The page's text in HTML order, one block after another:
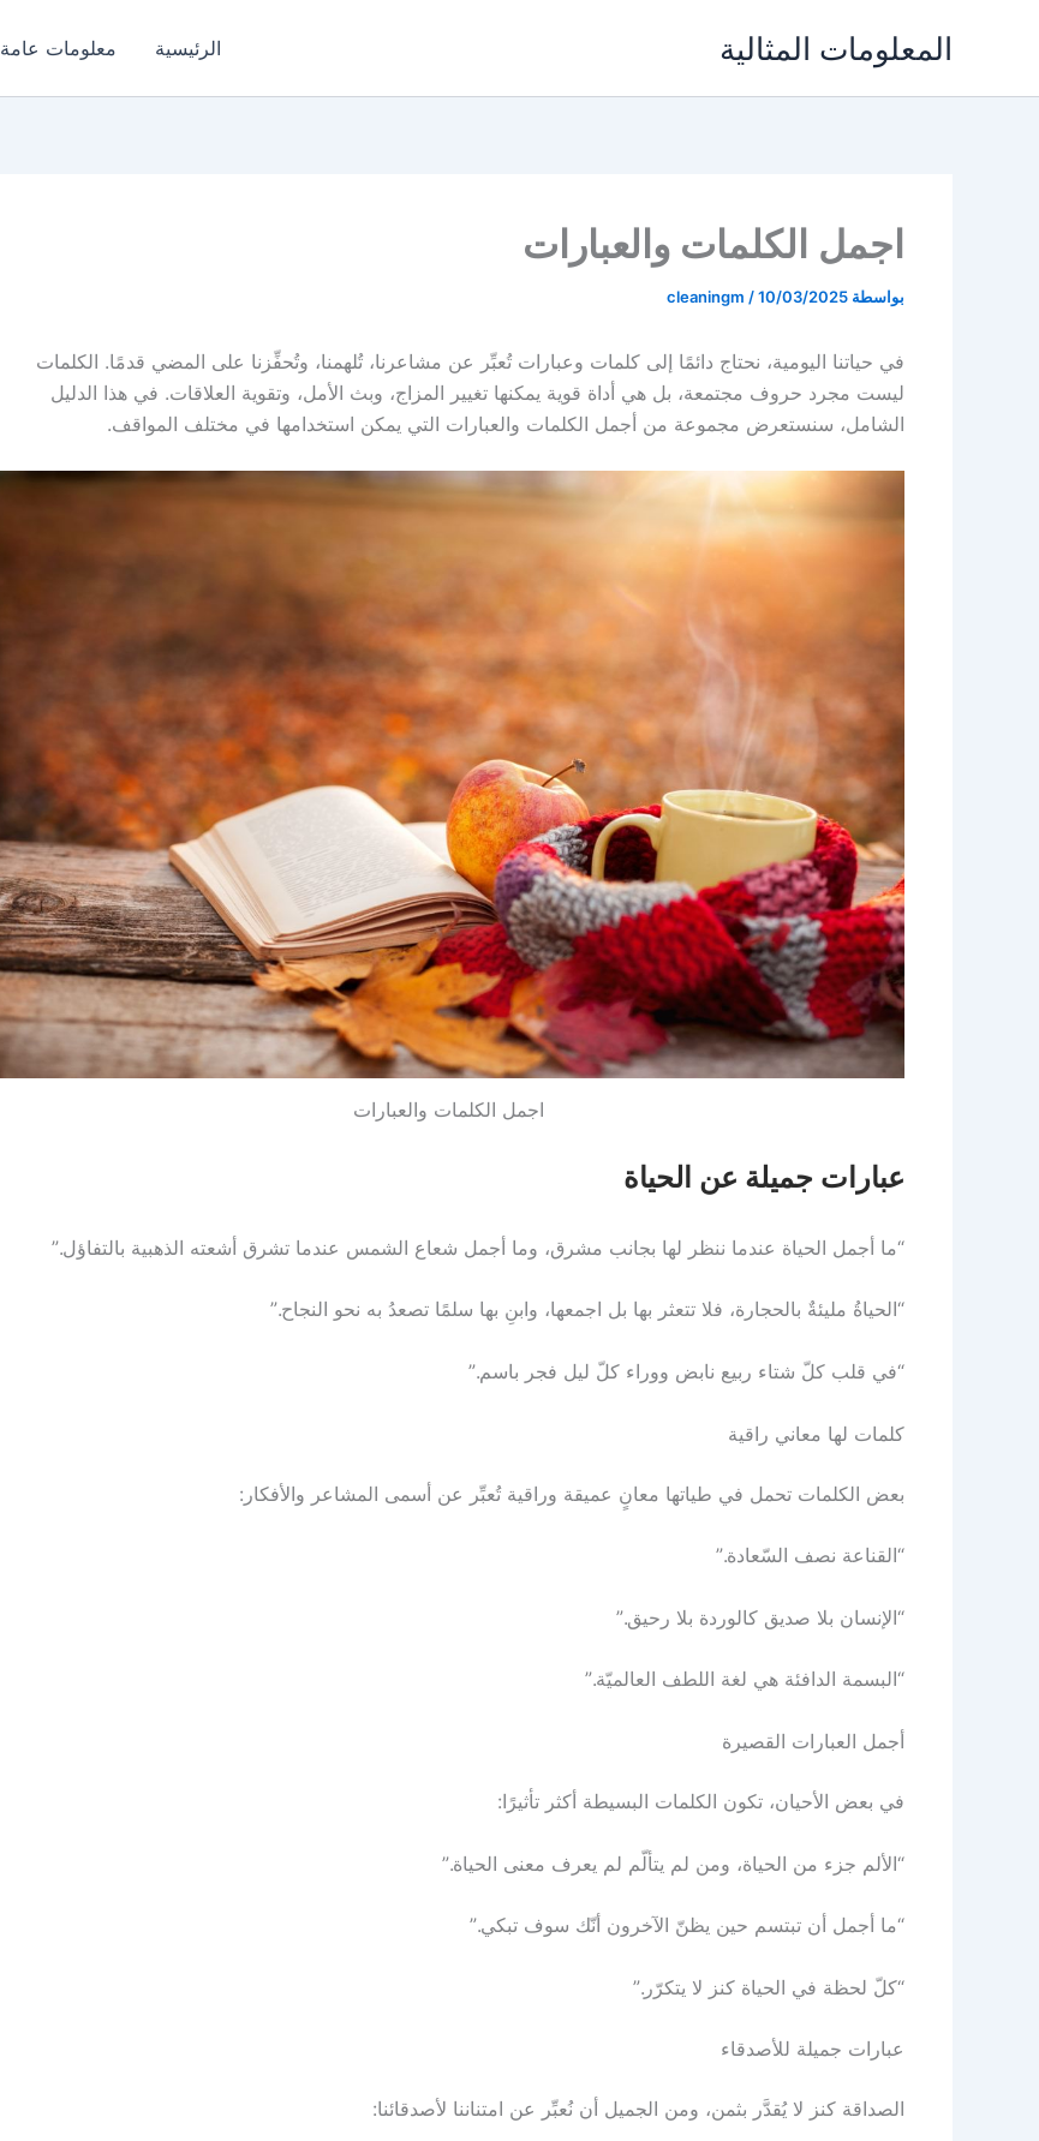
المعلومات المثالية الرئيسية معلومات عامة
اجمل الكلمات والعبارات
بواسطة cleaningm /10/03/2025
في حياتنا اليومية، نحتاج دائمًا إلى كلمات وعبارات تُعبِّر عن مشاعرنا، تُلهمنا، وتُحفِّزنا على المضي قدمًا. الكلمات
ليست مجرد حروف مجتمعة، بل هي أداة قوية يمكنها تغيير المزاج، وبث الأمل، وتقوية العلاقات. في هذا الدليل
الشامل، سنستعرض مجموعة من أجمل الكلمات والعبارات التي يمكن استخدامها في مختلف المواقف.
اجمل الكلمات والعبارات
عبارات جميلة عن الحياة
“ما أجمل الحياة عندما ننظر لها بجانب مشرق، وما أجمل شعاع الشمس عندما تشرق أشعته الذهبية بالتفاؤل.”
“الحياةُ مليئةٌ بالحجارة، فلا تتعثر بها بل اجمعها، وابنِ بها سلمًا تصعدُ به نحو النجاح.”
“في قلب كلّ شتاء ربيع نابض ووراء كلّ ليل فجر باسم.”
كلمات لها معاني راقية
بعض الكلمات تحمل في طياتها معانٍ عميقة وراقية تُعبِّر عن أسمى المشاعر والأفكار:
“القناعة نصف السّعادة.”
“الإنسان بلا صديق كالوردة بلا رحيق.”
“البسمة الدافئة هي لغة اللطف العالميّة.”
أجمل العبارات القصيرة
في بعض الأحيان، تكون الكلمات البسيطة أكثر تأثيرًا:
“الألم جزء من الحياة، ومن لم يتألّم لم يعرف معنى الحياة.”
“ما أجمل أن تبتسم حين يظنّ الآخرون أنّك سوف تبكي.”
“كلّ لحظة في الحياة كنز لا يتكرّر.”
عبارات جميلة للأصدقاء
الصداقة كنز لا يُقدَّر بثمن، ومن الجميل أن نُعبِّر عن امتناننا لأصدقائنا: